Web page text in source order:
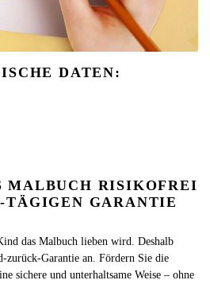
DATEN:
MALBUCH RISIKOFREI
GARANTIE
das Malbuch lieben wird. Deshalb
zurück-Garantie an. Fördern Sie die
sichere und unterhaltsame Weise – ohne